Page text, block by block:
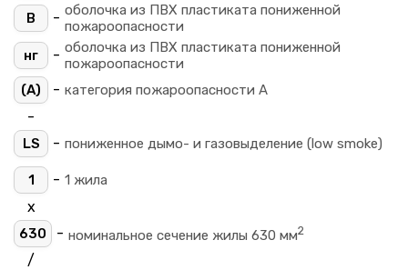
В - оболочка из ПВХ пластиката пониженной
пожароопасности
нг
- оболочка из ПВХ пластиката пониженной
пожароопасности
(A)
- категория пожароопасности A
-
LS - пониженное дымо- и газовыделение (low smoke)
1 - 1 жила
х
630 - номинальное сечение жилы 630 мм2
/